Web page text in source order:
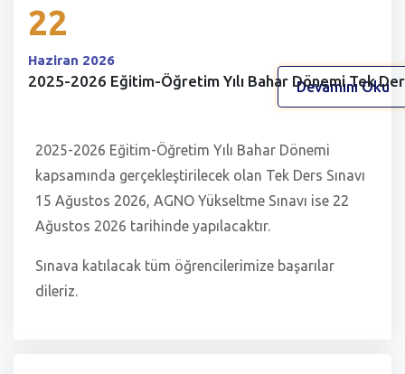
22
Haziran 2026
2025-2026 Eğitim-Öğretim Yılı Bahar Dönemi Tek
Devamını Oku
2025-2026 Eğitim-Öğretim Yılı Bahar Dönemi
kapsamında gerçekleştirilecek olan Tek Ders Sınavı
15 Ağustos 2026, AGNO Yükseltme Sınavı ise 22
Ağustos 2026 tarihinde yapılacaktır.
Sınava katılacak tüm öğrencilerimize başarılar
dileriz.